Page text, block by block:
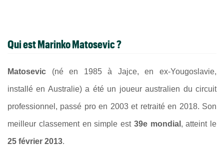
Qui est Marinko Matosevic ?
Matosevic (né en 1985 à Jajce, en ex-Yougoslavie,
installé en Australie) a été un joueur australien du circuit
professionnel, passé pro en 2003 et retraité en 2018. Son
meilleur classement en simple est 39e mondial , atteint le
25 février 2013.